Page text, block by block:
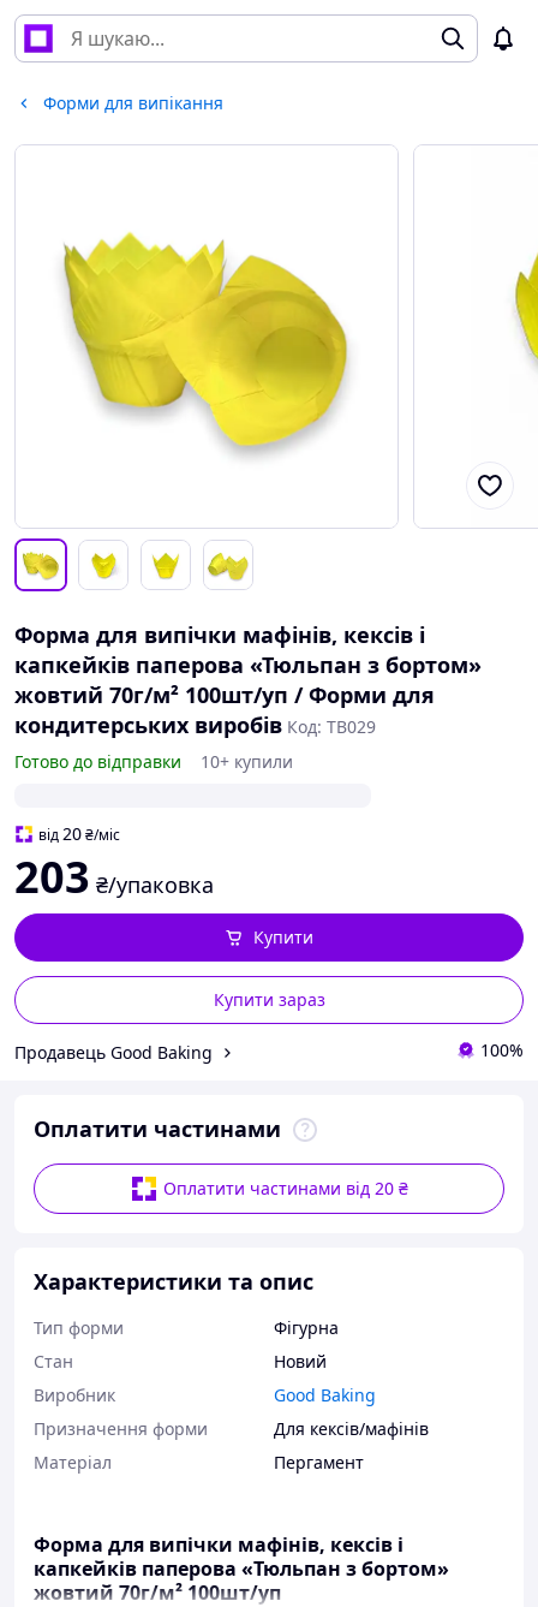
Форми для випікання
Форма для випічки мафінів, кексів і
капкейків паперова «Тюльпан з бортом»
жовтий 70г/м² 100шт/уп / Форми для
кондитерських виробів Код: TB029
Готово до відправки
10+ купили
від20₴/міс
203 ₴/упаковка
Купити зараз
Купити
Продавець Good Baking 100%
Оплатити частинами
Оплатити частинами від 20 ₴
Характеристики та опис
Тип форми
Фігурна
Стан
Новий
Виробник
Good Baking
Призначення форми
Для кексів/мафінів
Матеріал
Пергамент
Форма для випічки мафінів, кексів і
капкейків паперова «Тюльпан з бортом»
жовтий 70г/м² 100шт/уп